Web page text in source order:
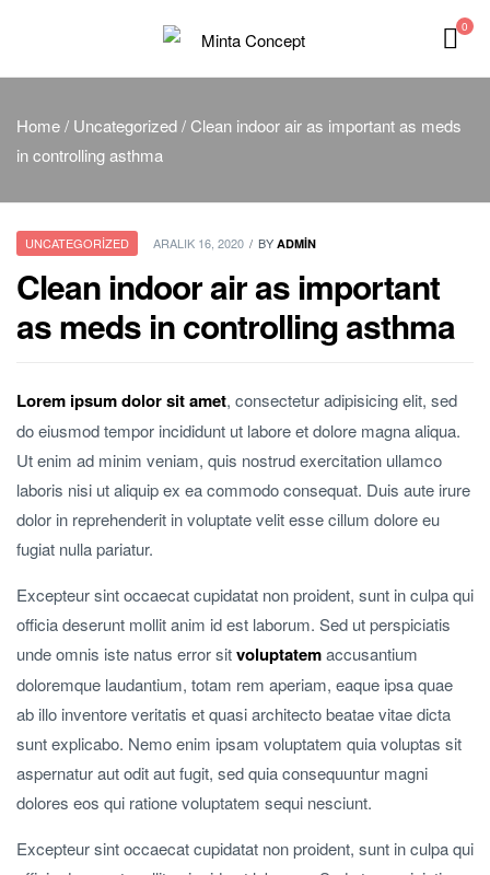
Minta
Concept
0
Home/ Uncategorized/ Clean indoor air as important as meds
in controlling asthma
UNCATEGORIZED ARALIK 16, 2020 BY ADMIN
Clean indoor air as important
as meds in controlling asthma
Lorem ipsum dolor sit amet, consectetur adipisicing elit, sed
do eiusmod tempor incididunt ut labore et dolore magna aliqua.
Ut enim ad minim veniam, quis nostrud exercitation ullamco
laboris nisi ut aliquip ex ea commodo consequat. Duis aute irure
dolor in reprehenderit in voluptate velit esse cillum dolore eu
fugiat nulla pariatur.
Excepteur sint occaecat cupidatat non proident, sunt in culpa qui
officia deserunt mollit anim id est laborum. Sed ut perspiciatis
unde omnis iste natus error sitvoluptatemaccusantium
doloremque laudantium, totam rem aperiam, eaque ipsa quae
ab illo inventore veritatis et quasi architecto beatae vitae dicta
sunt explicabo. Nemo enim ipsam voluptatem quia voluptas sit
aspernatur aut odit aut fugit, sed quia consequuntur magni
dolores eos qui ratione voluptatem sequi nesciunt.
Excepteur sint occaecat cupidatat non proident, sunt in culpa qui